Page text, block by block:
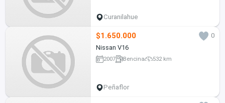
Curanilahue
$1.650.000
0
Nissan V16
2007 Bencina 532 km
Peñaflor